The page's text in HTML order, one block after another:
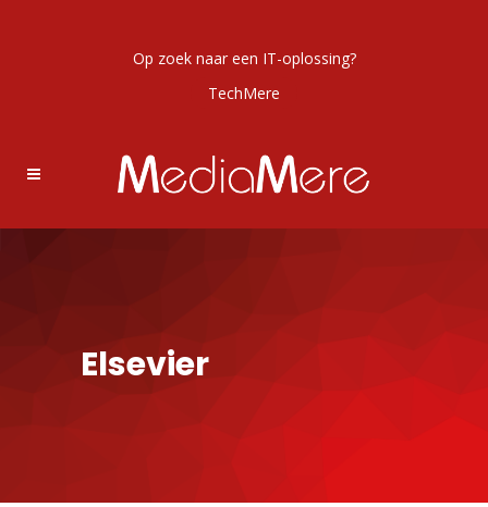
Op zoek naar een IT-oplossing?
TechMere
Elsevier